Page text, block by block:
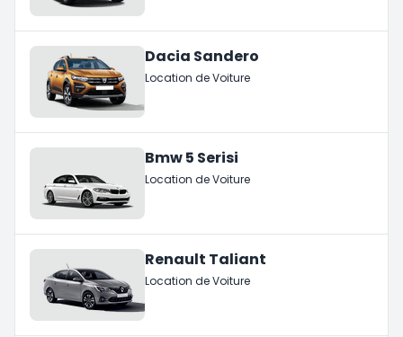
Dacia Sandero
Location de Voiture
Bmw 5 Serisi
Location de Voiture
Renault Taliant
Location de Voiture